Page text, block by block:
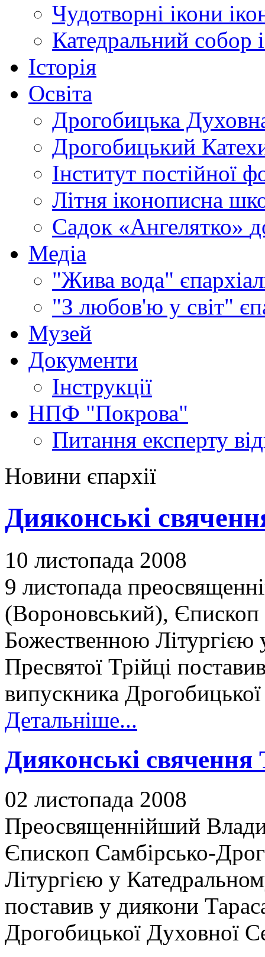
Чудотворні ікони
Катедральний собор
Історія
Освіта
Дрогобицька
Дрогобицький
Інститут постійної
Літня іконописна
Садок «Ангелятко»
Медіа
"Жива вода"
"З любов'ю у світ"
Музей
Документи
Інструкції
НПФ "Покрова"
Питання експерту
Новини єпархії
Дияконські
10 листопада 2008
9 листопада
(Вороновський), Єпископ
Божественною Літургією
Пресвятої Трійці
випускника
Детальніше...
Дияконські свячення
02 листопада 2008
Преосвященнійший
Єпископ Самбірсько-
Літургією у
поставив у диякони
Дрогобицької Духовної